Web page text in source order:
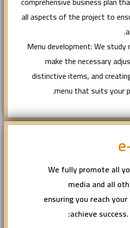
all aspects of the project to
Menu development: We study
make the necessary
distinctive items, and
menu that suits your
We fully promote all
media and all
ensuring you reach
achieve